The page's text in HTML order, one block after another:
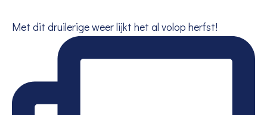
Met dit druilerige weer lijkt het al volop herfst!